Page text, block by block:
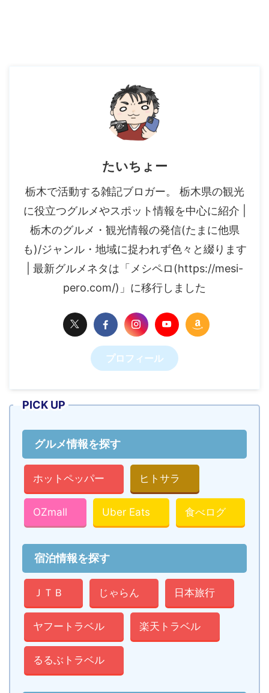
たいちょー
栃木で活動する雑記ブロガー。 栃木県の観光
に役立つグルメやスポット情報を中心に紹介 |
栃木のグルメ・観光情報の発信(たまに他県
も)/ジャンル・地域に捉われず色々と綴ります
| 最新グルメネタは「メシペロ(https://mesi-
pero.com/)」に移行しました
プロフィール
PICK UP
グルメ情報を探す
ホットペッパー ヒトサラ
OZmall Uber Eats 食べログ
宿泊情報を探す
ＪＴＢ じゃらん 日本旅行
ヤフートラベル 楽天トラベル
るるぶトラベル